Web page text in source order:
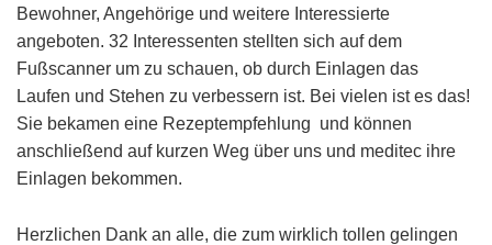
Bewohner, Angehörige und weitere Interessierte
angeboten. 32 Interessenten stellten sich auf dem
Fußscanner um zu schauen, ob durch Einlagen das
Laufen und Stehen zu verbessern ist. Bei vielen ist es das!
Sie bekamen eine Rezeptempfehlung und können
anschließend auf kurzen Weg über uns und meditec ihre
Einlagen bekommen.
Herzlichen Dank an alle, die zum wirklich tollen gelingen